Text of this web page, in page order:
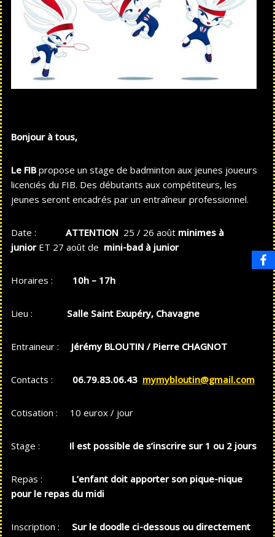
Bonjour à tous,
Le FIBpropose un stage de badminton aux jeunes joueurs
licenciés du FIB. Des débutants aux compétiteurs, les
jeunes seront encadrés par un entraîneur professionnel.
Date : ATTENTION 25 / 26 août minimes à
juniorET 27 août de mini-bad à junior
Horaires : 10h – 17h
Lieu : Salle Saint Exupéry, Chavagne
Entraineur : Jérémy BLOUTIN / Pierre CHAGNOT
Contacts : 06.79.83.06.43 mymybloutin@gmail.com
Cotisation : 10 eurox / jour
Stage : Il est possible de s’inscrire sur 1 ou 2 jours
Repas : L’enfant doit apporter son pique-nique
pour le repas du midi
Inscription : Sur le doodle ci-dessous ou directement